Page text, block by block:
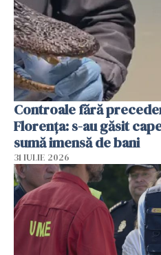
Controale fără
Florența: s-au găsit
sumă imensă de bani
31 IULIE 2026